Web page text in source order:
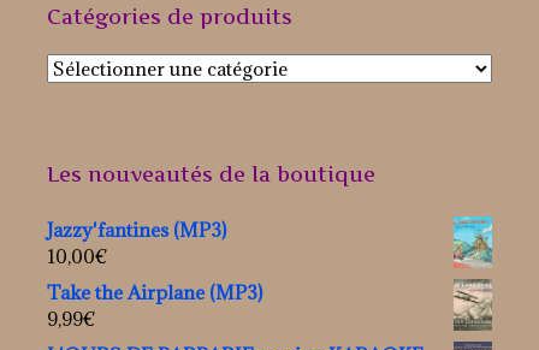
Catégories de produits
Les nouveautés de la boutique
Jazzy'fantines (MP3)
10,00€
Take the Airplane (MP3)
9,99€